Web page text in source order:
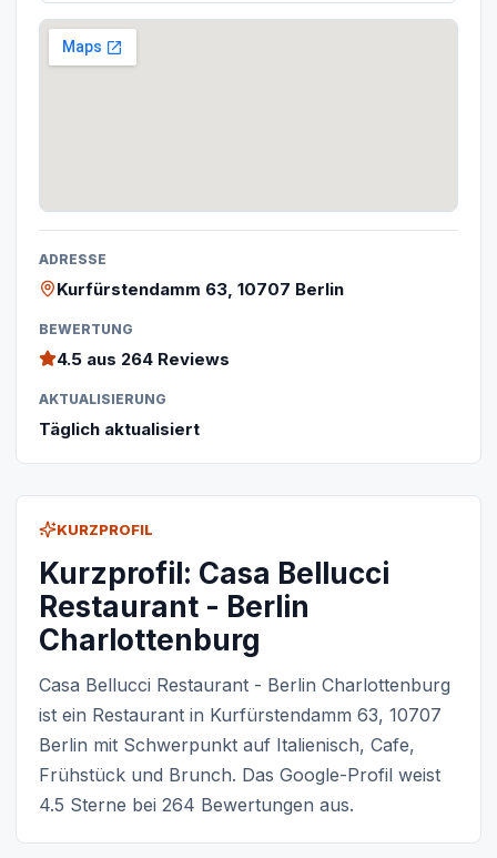
KURZPROFIL
Kurzprofil: Casa Bellucci
Restaurant - Berlin
Charlottenburg
Casa Bellucci Restaurant - Berlin Charlottenburg
ist ein Restaurant in Kurfürstendamm 63, 10707
Berlin mit Schwerpunkt auf Italienisch, Cafe,
Frühstück und Brunch. Das Google-Profil weist
4.5 Sterne bei 264 Bewertungen aus.
ADRESSE
Kurfürstendamm 63, 10707 Berlin
BEWERTUNG
4.5 aus 264 Reviews
AKTUALISIERUNG
Täglich aktualisiert